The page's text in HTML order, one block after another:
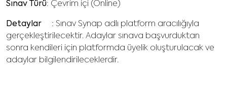
Sınav Türü: Çevrim içi (Online)
Detaylar : Sınav Synap adlı platform aracılığıyla
gerçekleştirilecektir. Adaylar sınava başvurduktan
sonra kendileri için platformda üyelik oluşturulacak ve
adaylar bilgilendirileceklerdir.